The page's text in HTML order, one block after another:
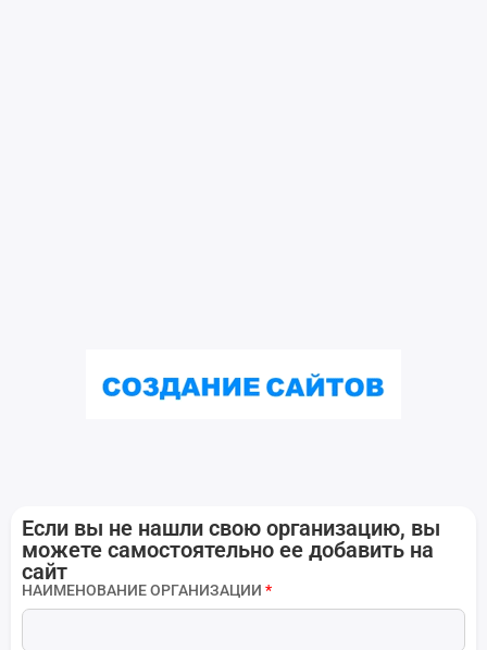
Если вы не нашли свою организацию, вы
можете самостоятельно ее добавить на
сайт
НАИМЕНОВАНИЕ ОРГАНИЗАЦИИ *